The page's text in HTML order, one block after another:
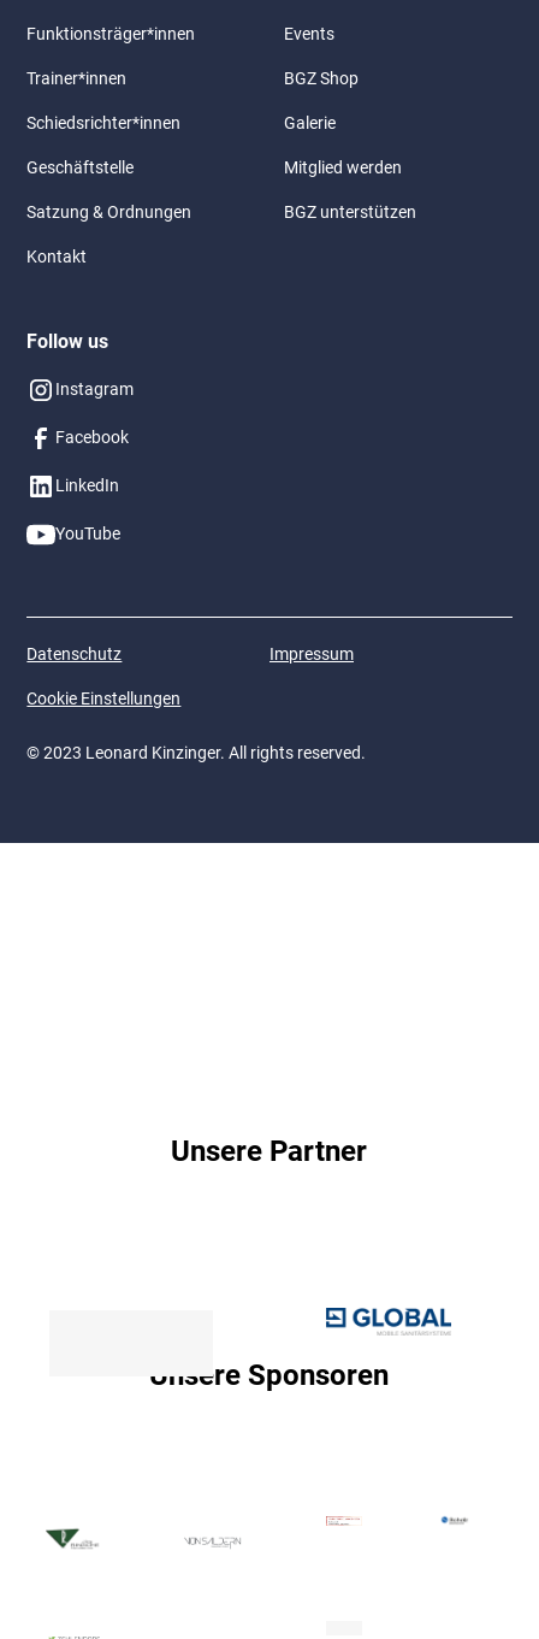
Funktionsträger*innen
Trainer*innen
Schiedsrichter*innen
Geschäftstelle
Satzung & Ordnungen
Kontakt
Events
BGZ Shop
Galerie
Mitglied werden
BGZ unterstützen
Follow us
Instagram
Facebook
LinkedIn
YouTube
© 2023 Leonard Kinzinger. All rights reserved.
Datenschutz Impressum
Cookie Einstellungen
Unsere Partner
Unsere Sponsoren